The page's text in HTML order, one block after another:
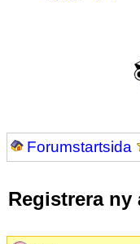
Forumstartsida
Registrera ny